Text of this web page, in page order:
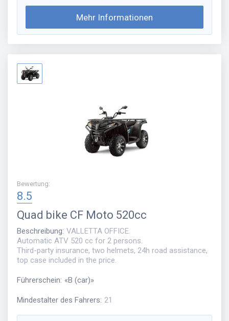
Mehr Informationen
Bewertung:
8.5
Quad bike CF Moto 520cc
Beschreibung: VALLETTA OFFICE.
Automatic ATV 520 cc for 2 persons.
Third-party insurance, two helmets, 24h road assistance,
top case included in the price.
Führerschein: «B (car)»
Mindestalter des Fahrers: 21